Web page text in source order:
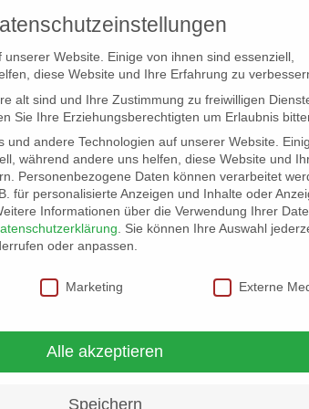
SCOUT ELB-LOCATION: PANORAMA
Website. Einige von ihnen sind essenziell,
diese Website und Ihre Erfahrung zu
alt sind und Ihre Zustimmung zu freiwilligen
Sie Ihre Erziehungsberechtigten um Erlaubnis
und andere Technologien auf unserer Website.
während andere uns helfen, diese Website und
Personenbezogene Daten können verarbeitet
für personalisierte Anzeigen und Inhalte oder
Informationen über die Verwendung Ihrer
Sie können Ihre Auswahl
oder anpassen.
Marketing Externe
Alle akzeptieren
Speichern